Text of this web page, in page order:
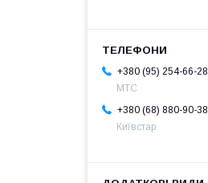
+380 (95) 254-66-28
МТС
+380 (68) 880-90-38
Київстар